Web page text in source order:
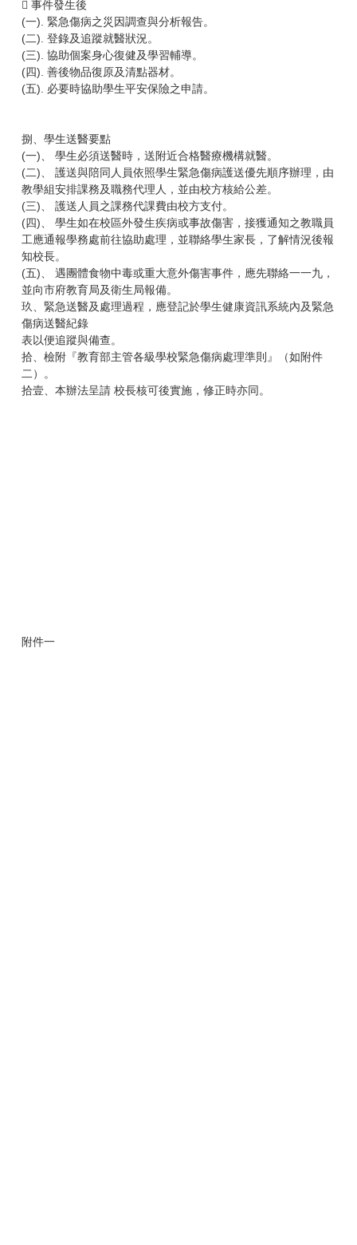
 事件發生後
(一). 緊急傷病之災因調查與分析報告。
(二). 登錄及追蹤就醫狀況。
(三). 協助個案身心復健及學習輔導。
(四). 善後物品復原及清點器材。
(五). 必要時協助學生平安保險之申請。
捌、學生送醫要點
(一)、 學生必須送醫時，送附近合格醫療機構就醫。
(二)、 護送與陪同人員依照學生緊急傷病護送優先順序辦理，由
教學組安排課務及職務代理人，並由校方核給公差。
(三)、 護送人員之課務代課費由校方支付。
(四)、 學生如在校區外發生疾病或事故傷害，接獲通知之教職員
工應通報學務處前往協助處理，並聯絡學生家長，了解情況後報
知校長。
(五)、 遇團體食物中毒或重大意外傷害事件，應先聯絡一一九，
並向市府教育局及衛生局報備。
玖、緊急送醫及處理過程，應登記於學生健康資訊系統內及緊急
傷病送醫紀錄
表以便追蹤與備查。
拾、檢附『教育部主管各級學校緊急傷病處理準則』（如附件
二）。
拾壹、本辦法呈請 校長核可後實施，修正時亦同。
附件一